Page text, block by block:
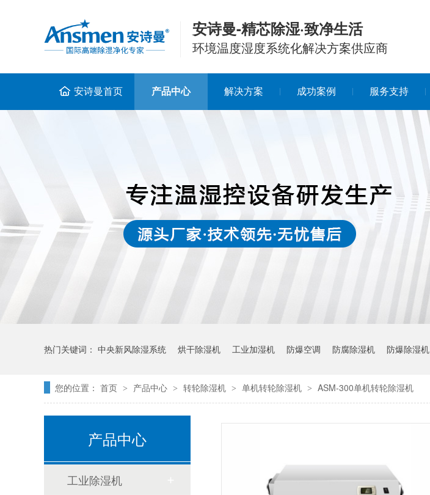
安诗曼-精芯除湿·致净生活
环境温度湿度系统化解决方案供应商
安诗曼首页 产品中心 解决方案 成功案例 服务支持
热门关键词： 中央新风除湿系统 烘干除湿机 工业加湿机 防爆空调 防腐除湿机 防爆除湿机
您的位置： 首页 > 产品中心 > 转轮除湿机 > 单机转轮除湿机 > ASM-300单机转轮除湿机
产品中心
工业除湿机